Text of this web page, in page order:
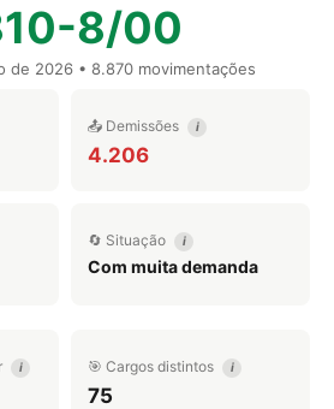
8/00
de 2026 • 8.870 movimentações
📤 Demissões i
4.206
🔄 Situação i
Com muita demanda
i 🎯 Cargos distintos i
75